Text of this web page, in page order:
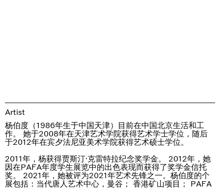
Artist
杨伯度（1986年生于中国天津）目前在中国北京生活和工
作。 她于2008年在天津艺术学院获得艺术学士学位，随后
于2012年在宾夕法尼亚美术学院获得艺术硕士学位。
2011年，杨获得贾斯汀·克雷特拉纪念奖学金。 2012年，她
因在PAFA年度学生展览中的出色表现而获得了奖学金信托
奖。 2021年，她被评为2021年艺术先锋之一。杨伯度的个
展包括：当代唐人艺术中心，曼谷； 香港矿山项目； PAFA